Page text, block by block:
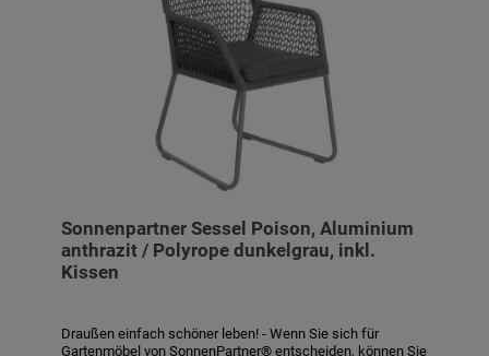
Sonnenpartner Sessel Poison, Aluminium
anthrazit / Polyrope dunkelgrau, inkl.
Kissen
Draußen einfach schöner leben! - Wenn Sie sich für
Gartenmöbel von SonnenPartner® entscheiden, können Sie